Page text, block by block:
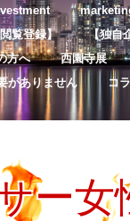
コ
ン
テ
ン
ッ
覧登録】 【独自
方へ 西園寺展
がありません コ
ー